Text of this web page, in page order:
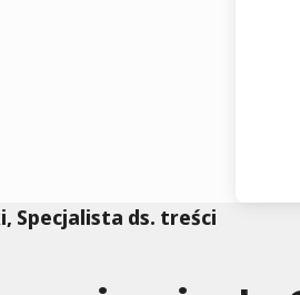
Specjalista ds. treści